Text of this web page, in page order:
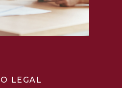
LEGAL